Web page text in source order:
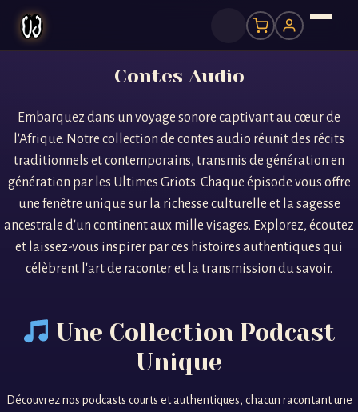
Contes Audio
Embarquez dans un voyage sonore captivant au cœur de
l'Afrique. Notre collection de contes audio réunit des récits
traditionnels et contemporains, transmis de génération en
génération par les Ultimes Griots. Chaque épisode vous offre
une fenêtre unique sur la richesse culturelle et la sagesse
ancestrale d'un continent aux mille visages. Explorez, écoutez
et laissez-vous inspirer par ces histoires authentiques qui
célèbrent l'art de raconter et la transmission du savoir.
Une Collection Podcast
Unique
Découvrez nos podcasts courts et authentiques, chacun racontant une